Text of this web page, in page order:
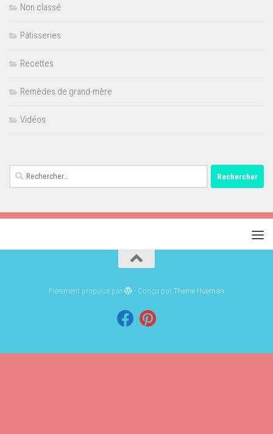
Non classé
Pâtisseries
Recettes
Remèdes de grand-mère
Vidéos
Rechercher :
Fièrement propulsé par - Conçu parThème Hueman